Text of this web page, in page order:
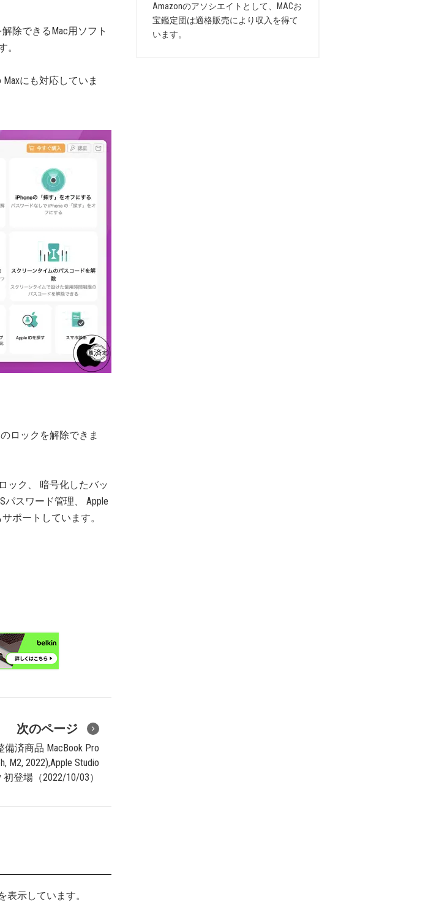
除できるMac用ソフト
。
Maxにも対応していま
ロックを解除できま
ック、 暗号化したバッ
パスワード管理、 Apple
ポートしています。
次のページ
備済商品 MacBook Pro
M2, 2022),Apple Studio
初登場（2022/10/03）
表示しています。
Amazonのアソシエイトとして、MACお
宝鑑定団は適格販売により収入を得て
います。